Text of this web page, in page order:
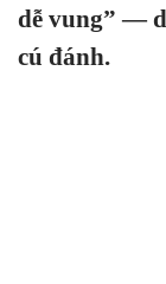
dễ vung” —
cú đánh.